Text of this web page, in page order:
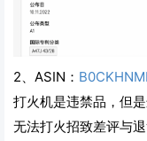
2、 ASIN：
打火机是违禁品，但
无法打火招致差评与